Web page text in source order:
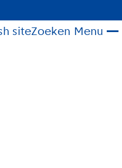
siteZoeken Menu